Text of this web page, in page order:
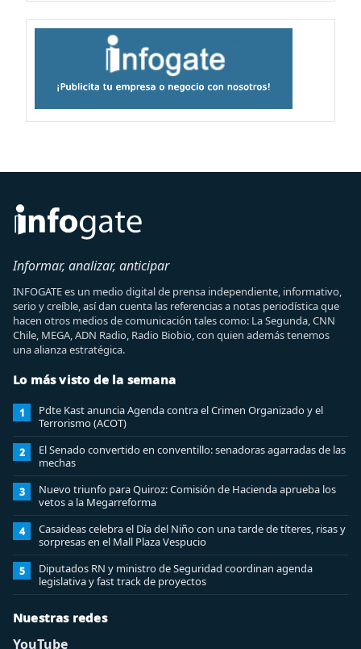
Informar, analizar, anticipar
INFOGATE es un medio digital de prensa independiente, informativo,
serio y creíble, así dan cuenta las referencias a notas periodística que
hacen otros medios de comunicación tales como: La Segunda, CNN
Chile, MEGA, ADN Radio, Radio Biobio, con quien además tenemos
una alianza estratégica.
Lo más visto de la semana
1
Pdte Kast anuncia Agenda contra el Crimen Organizado y el
Terrorismo (ACOT)
2
El Senado convertido en conventillo: senadoras agarradas de las
mechas
3
Nuevo triunfo para Quiroz: Comisión de Hacienda aprueba los
vetos a la Megarreforma
4
Casaideas celebra el Día del Niño con una tarde de títeres, risas y
sorpresas en el Mall Plaza Vespucio
5
Diputados RN y ministro de Seguridad coordinan agenda
legislativa y fast track de proyectos
Nuestras redes
YouTube